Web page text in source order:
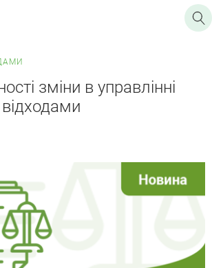
зміни в управлінні